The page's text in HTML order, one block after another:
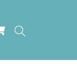
Cart